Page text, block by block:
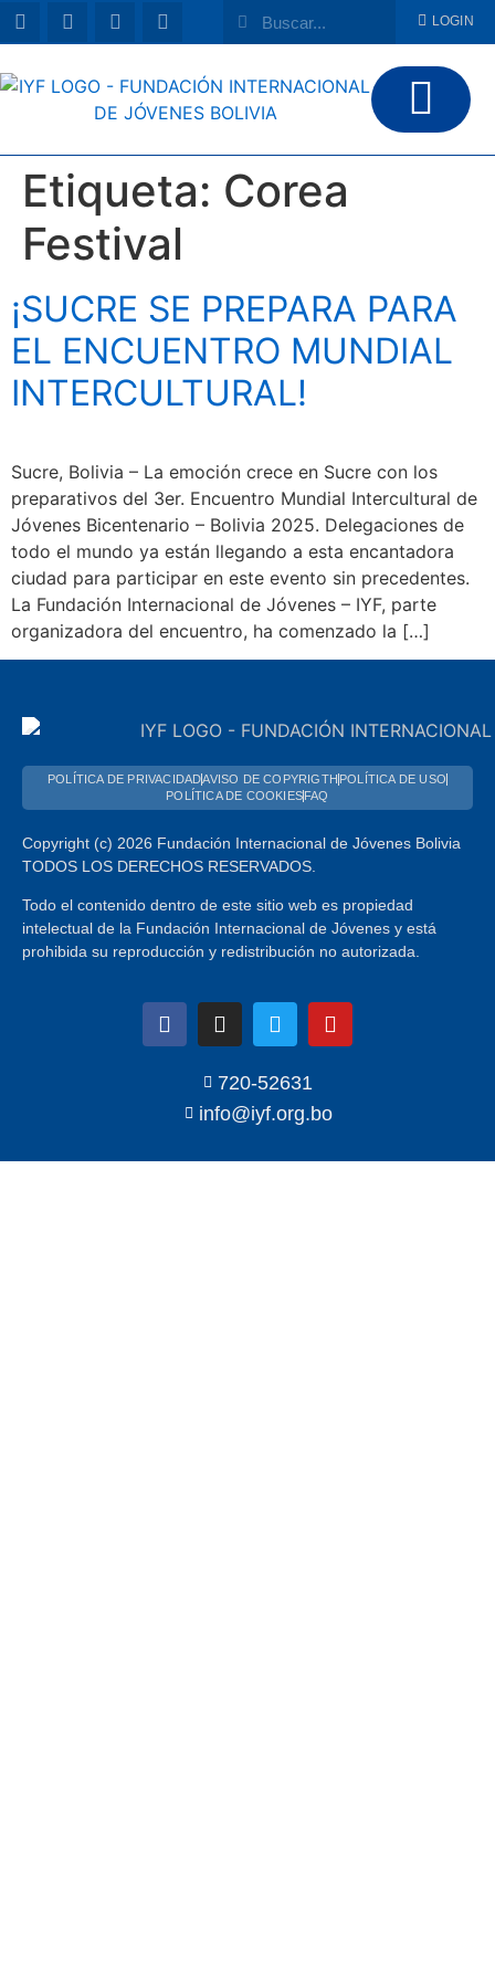
LOGIN
Etiqueta: Corea
Festival
¡SUCRE SE PREPARA PARA
EL ENCUENTRO MUNDIAL
INTERCULTURAL!
Sucre, Bolivia – La emoción crece en Sucre con los
preparativos del 3er. Encuentro Mundial Intercultural de
Jóvenes Bicentenario – Bolivia 2025. Delegaciones de
todo el mundo ya están llegando a esta encantadora
ciudad para participar en este evento sin precedentes.
La Fundación Internacional de Jóvenes – IYF, parte
organizadora del encuentro, ha comenzado la […]
POLÍTICA DE PRIVACIDADAVISO DE COPYRIGTH POLÍTICA DE USO
POLÍTICA DE COOKIESFAQ
Copyright (c) 2026 Fundación Internacional de Jóvenes Bolivia
TODOS LOS DERECHOS RESERVADOS.
Todo el contenido dentro de este sitio web es propiedad
intelectual de la Fundación Internacional de Jóvenes y está
prohibida su reproducción y redistribución no autorizada.
720-52631
info@iyf.org.bo